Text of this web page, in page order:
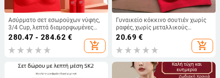
Ασύρματο σετ εσωρούχων νύφης,
3/4 Cup, λεπτά διαμορφωμένες
cups, στυλ τοπ, νάιλον ύφασμα
280.47 - 284.62 €
add_shopping_cart
Γυναικείο κόκκινο σουτιέν χωρίς
ραφές, χωρίς μεταλλικούς
κρίκους, wrap στυλ, δροσερό και
άνετο, 3/4
20.69 €
add_shopping_cart